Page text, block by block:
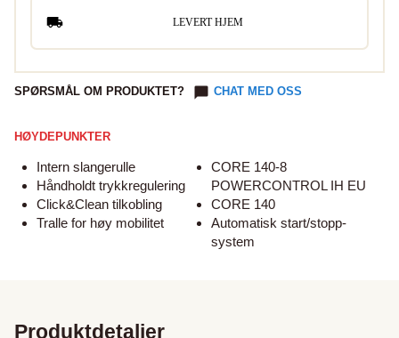
LEVERT HJEM
SPØRSMÅL OM PRODUKTET? CHAT MED OSS
HØYDEPUNKTER
Intern slangerulle
Håndholdt trykkregulering
Click&Clean tilkobling
Tralle for høy mobilitet
CORE 140-8
POWERCONTROL IH EU
CORE 140
Automatisk start/stopp-
system
Produktdetaljer